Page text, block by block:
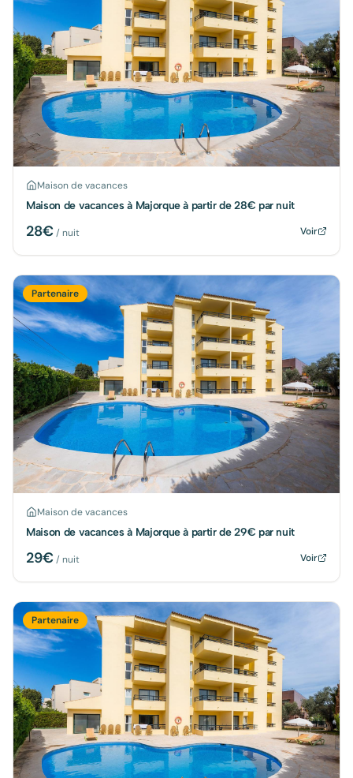
Maison de vacances
Maison de vacances à Majorque à partir de 28€ par nuit
28€/ nuit Voir
Partenaire
Maison de vacances
Maison de vacances à Majorque à partir de 29€ par nuit
29€/ nuit Voir
Partenaire